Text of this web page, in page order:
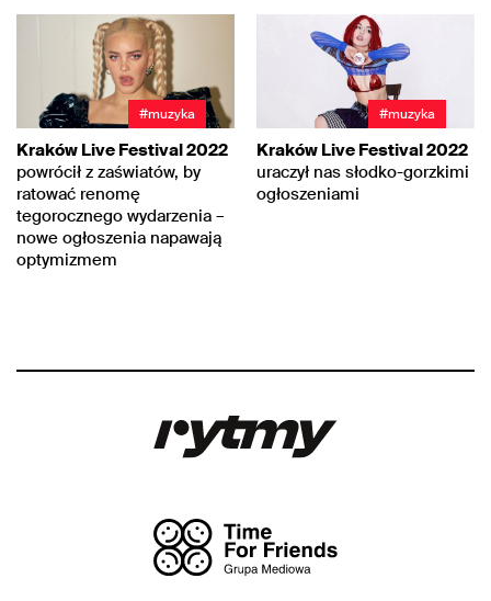
#muzyka
Kraków Live Festival 2022
powrócił z zaświatów, by
ratować renomę
tegorocznego wydarzenia –
nowe ogłoszenia napawają
optymizmem
#muzyka
Kraków Live Festival 2022
uraczył nas słodko-gorzkimi
ogłoszeniami